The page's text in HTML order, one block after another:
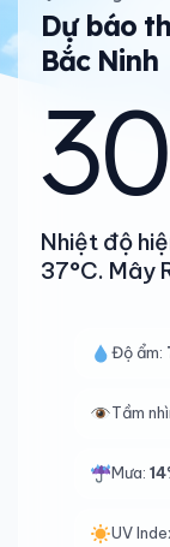
Dự báo
Bắc Ninh
30
Nhiệt độ
37°C. Mây
Độ ẩm:
Tầm
Mưa:
UV